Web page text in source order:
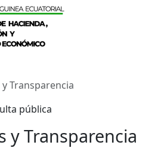
Transparencia
pública
y Transparencia